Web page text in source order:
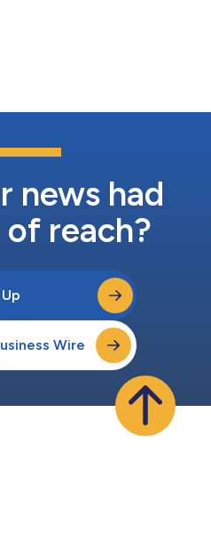
de riesgos cibernéticos y
«Los Hype Cycles de Gartner
d...
news had
reach?
Wire